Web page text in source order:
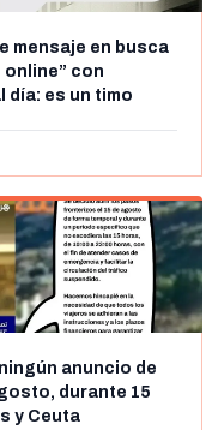
mensaje en busca
con
día: es un timo
anuncio de
durante 15
y Ceuta